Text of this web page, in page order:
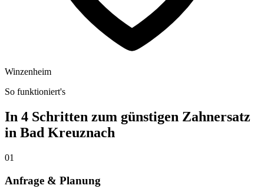
Winzenheim
So funktioniert's
In 4 Schritten zum günstigen Zahnersatz
in Bad Kreuznach
01
Anfrage & Planung